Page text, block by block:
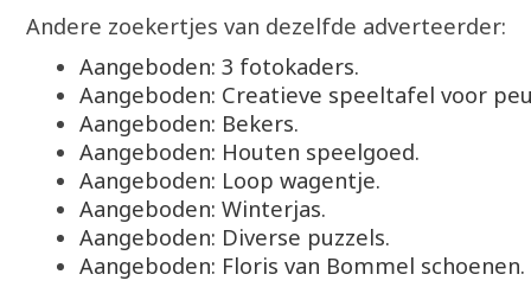
Andere zoekertjes van dezelfde adverteerder:
Aangeboden: 3 fotokaders.
Aangeboden: Creatieve speeltafel voor
Aangeboden: Bekers.
Aangeboden: Houten speelgoed.
Aangeboden: Loop wagentje.
Aangeboden: Winterjas.
Aangeboden: Diverse puzzels.
Aangeboden: Floris van Bommel schoenen.